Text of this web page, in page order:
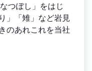
つぼし」をはじ
」「雉」など岩見
のあれこれを当社